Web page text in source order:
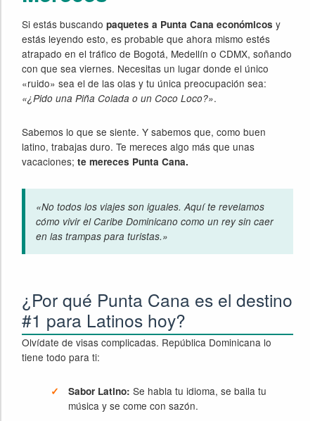
Si estás buscandopaquetes a Punta Cana económicos y
estás leyendo esto, es probable que ahora mismo estés
atrapado en el tráfico de Bogotá, Medellín o CDMX, soñando
con que sea viernes. Necesitas un lugar donde el único
«ruido» sea el de las olas y tu única preocupación sea:
«¿Pido una Piña Colada o un Coco Loco?».
Sabemos lo que se siente. Y sabemos que, como buen
latino, trabajas duro. Te mereces algo más que unas
vacaciones;te mereces Punta Cana.
«No todos los viajes son iguales. Aquí te revelamos
cómo vivir el Caribe Dominicano como un rey sin caer
en las trampas para turistas.»
¿Por qué Punta Cana es el destino
#1 para Latinos hoy?
Olvídate de visas complicadas. República Dominicana lo
tiene todo para ti:
Sabor Latino: Se habla tu idioma, se baila tu
música y se come con sazón.